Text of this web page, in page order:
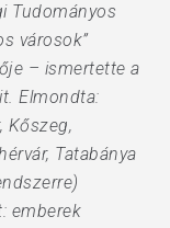
Tudományos
városok”
– ismertette a
Elmondta:
Kőszeg,
Tatabánya
emberek